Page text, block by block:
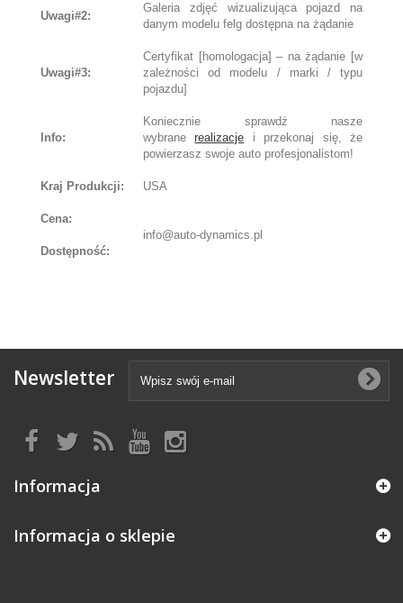
Uwagi#2:
Galeria zdjęć wizualizująca pojazd na
danym modelu felg dostępna na żądanie
Uwagi#3:
Certyfikat [homologacja] – na żądanie [w
zależności od modelu / marki / typu
pojazdu]
Info:
Koniecznie sprawdź nasze
wybranerealizacje i przekonaj się, że
powierzasz swoje auto profesjonalistom!
Kraj Produkcji: USA
Cena:
info@auto-dynamics.pl
Dostępność:
Newsletter
Informacja
Informacja o sklepie